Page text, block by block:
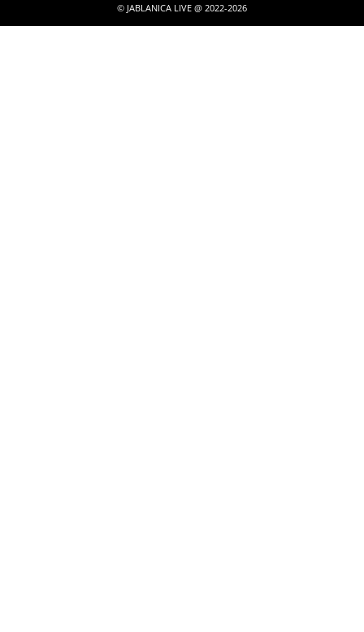
© JABLANICA LIVE @ 2022-2026